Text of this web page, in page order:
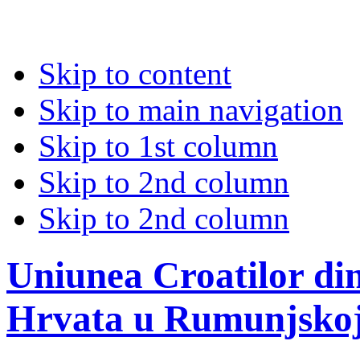
Skip to content
Skip to main navigation
Skip to 1st column
Skip to 2nd column
Skip to 2nd column
Uniunea Croatilor
Hrvata u